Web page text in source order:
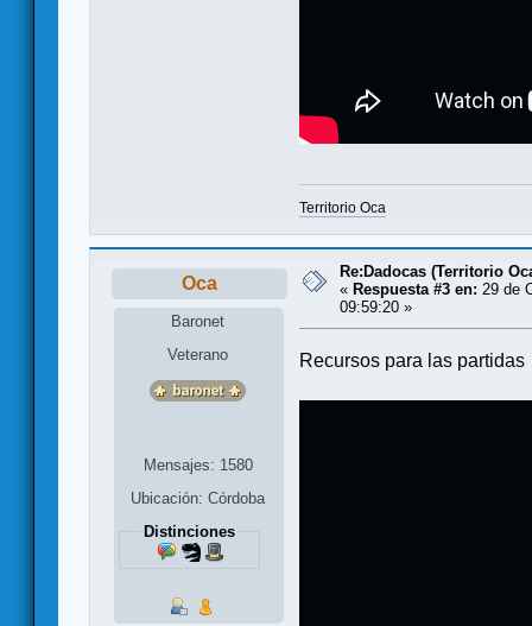
Territorio Oca
Oca
Baronet
Veterano
Mensajes: 1580
Ubicación: Córdoba
Distinciones
Re:Dadocas (Territorio
« Respuesta #3 en: 29 de
09:59:20 »
Recursos para las partidas